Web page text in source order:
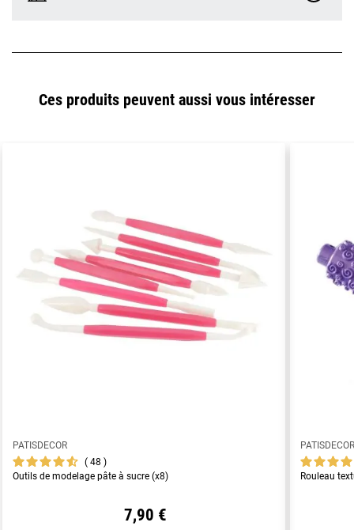
Ces produits peuvent aussi vous intéresser
PATISDECOR
48
Outils de modelage pâte à sucre (x8)
7,90 €
Rouleau